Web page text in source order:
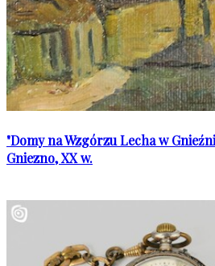
"Domy na Wzgórzu Lecha w
Gniezno, XX w.